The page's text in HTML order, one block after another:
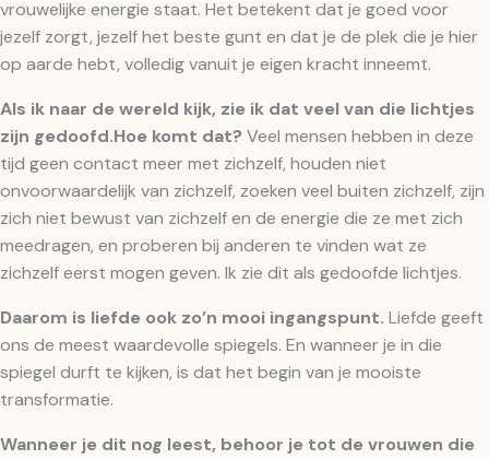
vrouwelijke energie staat. Het betekent dat je goed voor
jezelf zorgt, jezelf het beste gunt en dat je de plek die je hier
op aarde hebt, volledig vanuit je eigen kracht inneemt.
Als ik naar de wereld kijk, zie ik dat veel van die lichtjes
zijn gedoofd.Hoe komt dat? Veel mensen hebben in deze
tijd geen contact meer met zichzelf, houden niet
onvoorwaardelijk van zichzelf, zoeken veel buiten zichzelf, zijn
zich niet bewust van zichzelf en de energie die ze met zich
meedragen, en proberen bij anderen te vinden wat ze
zichzelf eerst mogen geven. Ik zie dit als gedoofde lichtjes.
Daarom is liefde ook zo’n mooi ingangspunt. Liefde geeft
ons de meest waardevolle spiegels. En wanneer je in die
spiegel durft te kijken, is dat het begin van je mooiste
transformatie.
Wanneer je dit nog leest, behoor je tot de vrouwen die